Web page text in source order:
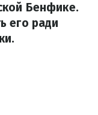
Бенфике.
его ради